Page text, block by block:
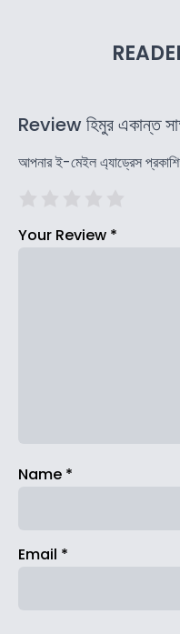
Review হিমুর একান্ত
আপনার ই-মেইল এ্যাড্রেস
Your Review *
Name *
Email *